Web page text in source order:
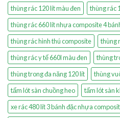
thùng rác 120 lít màu đen
thùng rác
thùng rác 660 lít nhựa composite 4
thùng rác hình thú composite
thùng
thùng rác y tế 660l màu đen
thùng
thùng trong đa năng 120 lít
thùng
tấm lót sàn chuồng heo
tấm lót sàn
xe rác 480 lít 3 bánh đặc nhựa